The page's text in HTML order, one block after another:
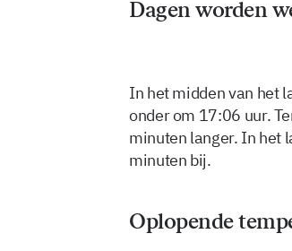
Dagen worden
In het midden van het
onder om 17:06 uur.
minuten langer. In het
minuten bij.
Oplopende